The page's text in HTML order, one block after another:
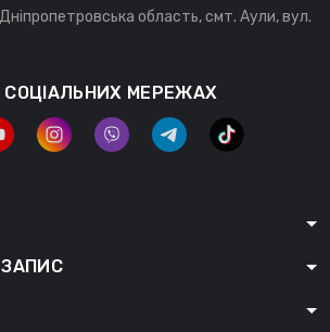
область, смт. Аули, вул.
СОЦІАЛЬНИХ МЕРЕЖАХ
ЗАПИС